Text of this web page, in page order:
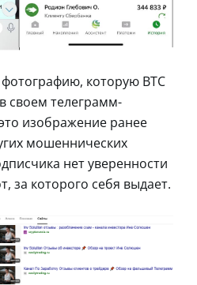
которую BTC
своем телеграмм-
изображение ранее
мошеннических
нет уверенности
за которого себя выдает.